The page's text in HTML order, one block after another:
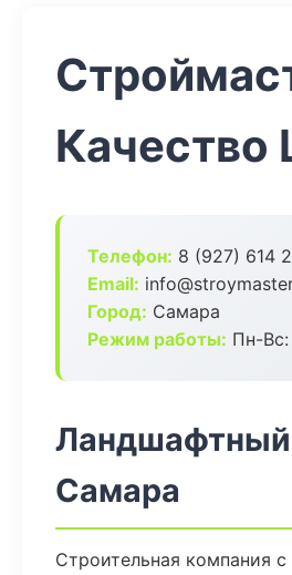
Качество
Телефон: 8 (927) 614
Email:
Город: Самара
Режим работы: Пн-
Ландшафтный
Самара
Строительная компания